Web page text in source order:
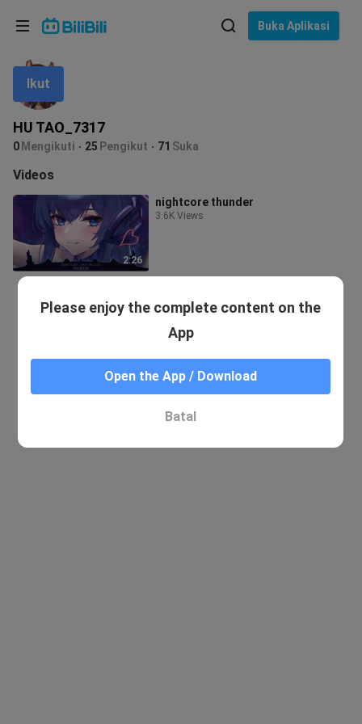
Buka Aplikasi
HU TAO_7317
0 Mengikuti 25 Pengikut 71 Suka
Ikut
Videos
2:26
nightcore thunder
3.6K Views
Please enjoy the complete content on the
App
Open the App / Download
Batal
Bahasa: Bahasa Melayu
In
Pilih bahasa
English
ภาษาไทย
Tiếng Việt
Bahasa Melayu